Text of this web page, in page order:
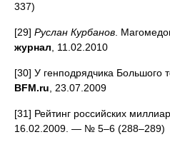
337)
[29] Руслан Курбанов .
журнал , 11.02.2010
[30] У генподрядчика Большого
BFM.ru , 23.07.2009
[31] Рейтинг российских
16.02.2009. — № 5–6 (288–289)